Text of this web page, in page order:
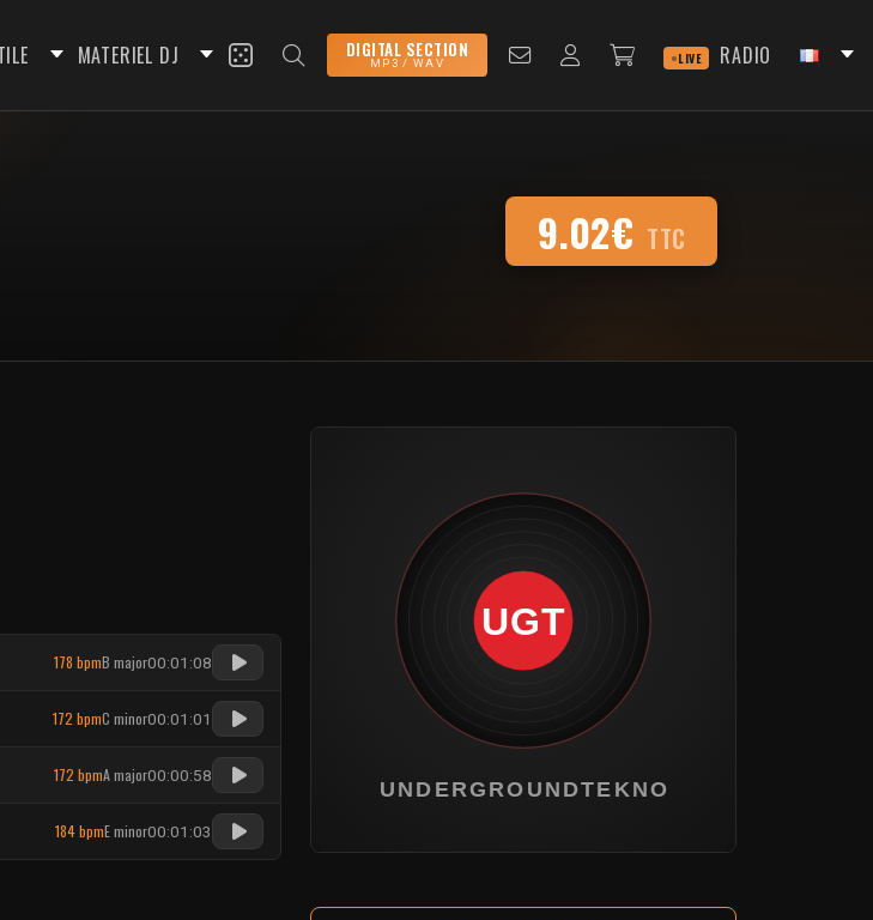
MATERIEL DJ DIGITAL SECTION
MP3 / WAV LIVE RADIO
9.02€ TTC
178 bpmB major00:01:08
172 bpmC minor00:01:01
172 bpmA major00:00:58
184 bpmE minor00:01:03